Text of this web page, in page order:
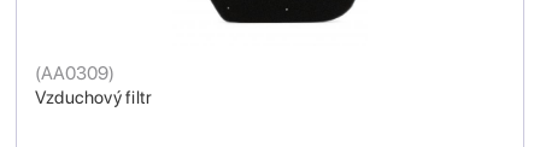
Vzduchový filtr
(AA0309)